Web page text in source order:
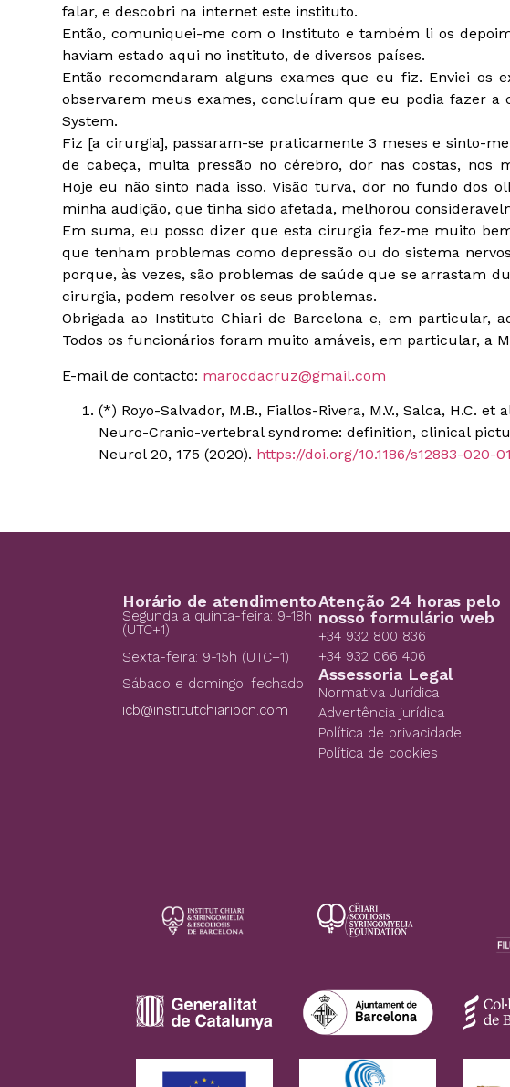
falar, e descobri na internet este instituto.
Então, comuniquei-me com o Instituto e também li os
haviam estado aqui no instituto, de diversos países.
Então recomendaram alguns exames que eu fiz. Enviei os
observarem meus exames, concluíram que eu podia fazer
System.
Fiz [a cirurgia], passaram-se praticamente 3 meses e sinto-
de cabeça, muita pressão no cérebro, dor nas costas, nos
Hoje eu não sinto nada isso. Visão turva, dor no fundo dos
minha audição, que tinha sido afetada, melhorou
Em suma, eu posso dizer que esta cirurgia fez-me muito
que tenham problemas como depressão ou do sistema
porque, às vezes, são problemas de saúde que se arrastam
cirurgia, podem resolver os seus problemas.
Obrigada ao Instituto Chiari de Barcelona e, em particular,
Todos os funcionários foram muito amáveis, em particular, a
E-mail de contacto: marocdacruz@gmail.com
(*) Royo-Salvador, M.B., Fiallos-Rivera, M.V., Salca, H.C.
Neuro-Cranio-vertebral syndrome: definition, clinical
Neurol 20, 175 (2020). https://doi.org/10.1186/s12883-020-
Horário de atendimento
Segunda a quinta-feira: 9-18h
(UTC+1)
Sexta-feira: 9-15h (UTC+1)
Sábado e domingo: fechado
icb@institutchiaribcn.com
Atenção 24 horas pelo
nosso formulário web
+34 932 800 836
+34 932 066 406
Assessoria Legal
Normativa Jurídica
Advertência jurídica
Política de privacidade
Política de cookies